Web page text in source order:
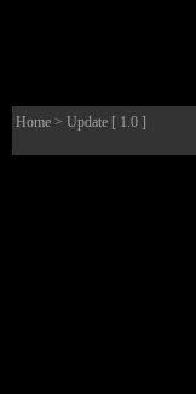
Home > Update [ 1.0 ]